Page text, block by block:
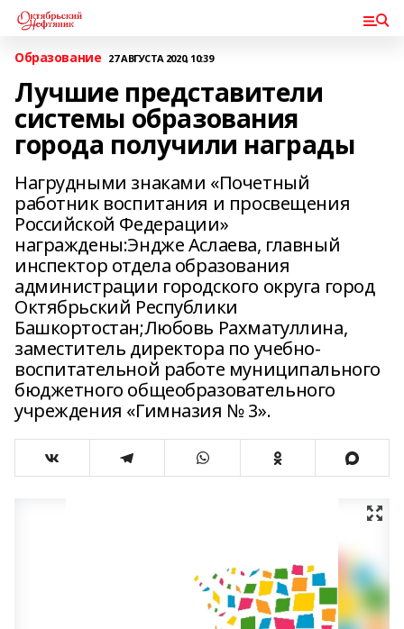
Образование 27 АВГУСТА 2020, 10:39
Лучшие представители
системы образования
города получили награды
Нагрудными знаками «Почетный
работник воспитания и просвещения
Российской Федерации»
награждены:Эндже Аслаева, главный
инспектор отдела образования
администрации городского округа город
Октябрьский Республики
Башкортостан;Любовь Рахматуллина,
заместитель директора по учебно-
воспитательной работе муниципального
бюджетного общеобразовательного
учреждения «Гимназия № 3».